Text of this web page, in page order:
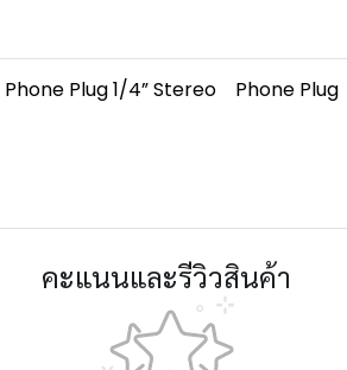
Plug 1/4” Stereo Phone Plug
คะแนนและรีวิวสินค้า